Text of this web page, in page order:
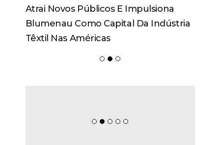
Atrai Novos Públicos E Impulsiona
Blumenau Como Capital Da Indústria
Têxtil Nas Américas